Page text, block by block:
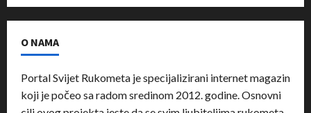
O NAMA
Portal Svijet Rukometa je specijalizirani internet magazin
koji je počeo sa radom sredinom 2012. godine. Osnovni